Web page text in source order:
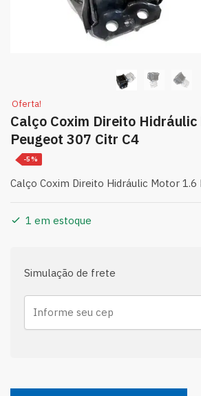
Oferta!
Calço Coxim Direito
Peugeot 307 Citr C4
-5%
Calço Coxim Direito Hidráulic Motor
1 em estoque
Simulação de frete